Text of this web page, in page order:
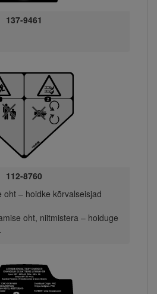
137-9461
112-8760
oht – hoidke kõrvalseisjad
oht, niitmistera – hoiduge